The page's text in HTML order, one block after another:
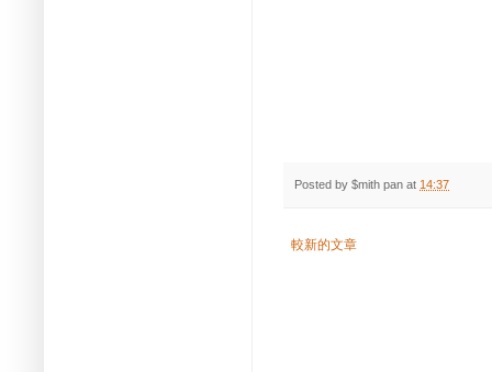
Posted by $mith pan at 14:37
較新的文章